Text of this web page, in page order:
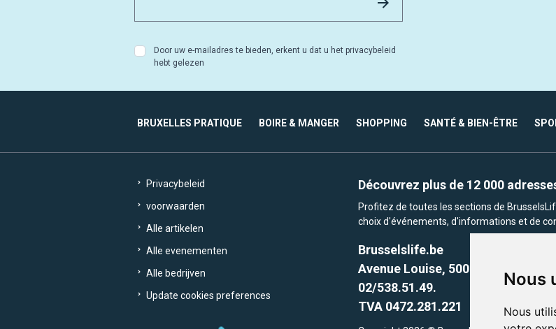
Nous
Nous
Door uw e-mailadres te bieden, erkent u dat u het privacybeleid
hebt gelezen
BRUXELLES PRATIQUE BOIRE & MANGER SHOPPING SANTÉ & BIEN-ÊTRE
Privacybeleid
voorwaarden
Alle artikelen
Alle evenementen
Alle bedrijven
Update cookies preferences
Découvrez plus de 12 000
Profitez de toutes les sections de
choix d'événements, d'informations et de
Brusselslife.be
Avenue Louise, 500 -1050 Ixelles,
02/538.51.49.
TVA 0472.281.221